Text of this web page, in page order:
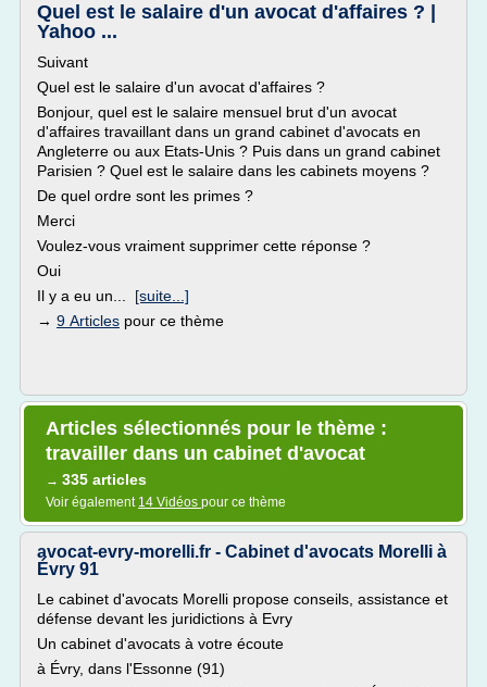
Quel est le salaire d'un avocat d'affaires ? |
Yahoo ...
Suivant
Quel est le salaire d'un avocat d'affaires ?
Bonjour, quel est le salaire mensuel brut d'un avocat
d'affaires travaillant dans un grand cabinet d'avocats en
Angleterre ou aux Etats-Unis ? Puis dans un grand cabinet
Parisien ? Quel est le salaire dans les cabinets moyens ?
De quel ordre sont les primes ?
Merci
Voulez-vous vraiment supprimer cette réponse ?
Oui
Il y a eu un... [suite...]
→ 9 Articles pour ce thème
Articles sélectionnés pour le thème :
travailler dans un cabinet d'avocat
→ 335 articles
Voir également 14 Vidéos pour ce thème
avocat-evry-morelli.fr - Cabinet d'avocats Morelli à
Évry 91
Le cabinet d'avocats Morelli propose conseils, assistance et
défense devant les juridictions à Evry
Un cabinet d'avocats à votre écoute
à Évry, dans l'Essonne (91)